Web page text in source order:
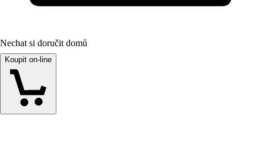
Nechat si doručit domů
Koupit on-line